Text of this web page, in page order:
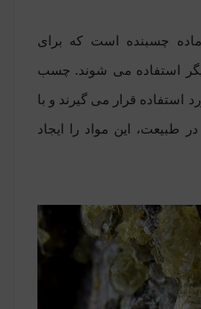
چسبنده است که برای
استفاده می شوند. چسب
استفاده قرار می گیرند و با
طبیعت، این مواد را ایجاد